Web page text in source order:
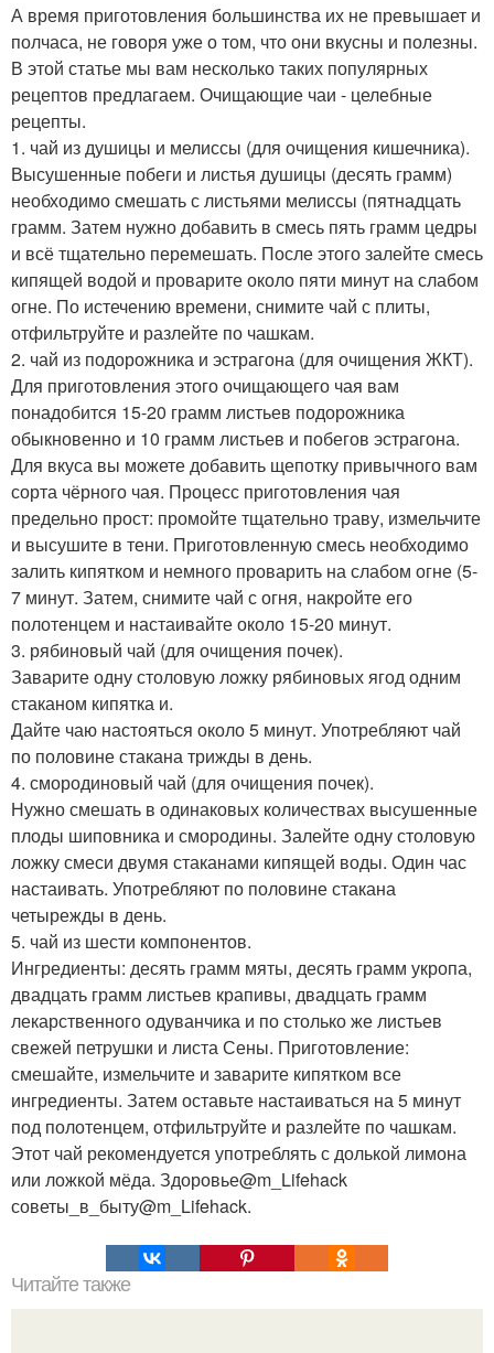
А время приготовления большинства их не превышает и
полчаса, не говоря уже о том, что они вкусны и полезны.
В этой статье мы вам несколько таких популярных
рецептов предлагаем. Очищающие чаи - целебные
рецепты.
1. чай из душицы и мелиссы (для очищения кишечника).
Высушенные побеги и листья душицы (десять грамм)
необходимо смешать с листьями мелиссы (пятнадцать
грамм. Затем нужно добавить в смесь пять грамм цедры
и всё тщательно перемешать. После этого залейте смесь
кипящей водой и проварите около пяти минут на слабом
огне. По истечению времени, снимите чай с плиты,
отфильтруйте и разлейте по чашкам.
2. чай из подорожника и эстрагона (для очищения ЖКТ).
Для приготовления этого очищающего чая вам
понадобится 15-20 грамм листьев подорожника
обыкновенно и 10 грамм листьев и побегов эстрагона.
Для вкуса вы можете добавить щепотку привычного вам
сорта чёрного чая. Процесс приготовления чая
предельно прост: промойте тщательно траву, измельчите
и высушите в тени. Приготовленную смесь необходимо
залить кипятком и немного проварить на слабом огне (5-
7 минут. Затем, снимите чай с огня, накройте его
полотенцем и настаивайте около 15-20 минут.
3. рябиновый чай (для очищения почек).
Заварите одну столовую ложку рябиновых ягод одним
стаканом кипятка и.
Дайте чаю настояться около 5 минут. Употребляют чай
по половине стакана трижды в день.
4. смородиновый чай (для очищения почек).
Нужно смешать в одинаковых количествах высушенные
плоды шиповника и смородины. Залейте одну столовую
ложку смеси двумя стаканами кипящей воды. Один час
настаивать. Употребляют по половине стакана
четырежды в день.
5. чай из шести компонентов.
Ингредиенты: десять грамм мяты, десять грамм укропа,
двадцать грамм листьев крапивы, двадцать грамм
лекарственного одуванчика и по столько же листьев
свежей петрушки и листа Сены. Приготовление:
смешайте, измельчите и заварите кипятком все
ингредиенты. Затем оставьте настаиваться на 5 минут
под полотенцем, отфильтруйте и разлейте по чашкам.
Этот чай рекомендуется употреблять с долькой лимона
или ложкой мёда. Здоровье@m_Lifehack
советы_в_быту@m_Lifehack.
Читайте также